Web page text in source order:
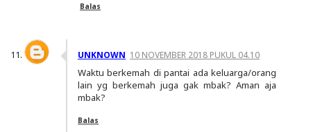
Balas
UNKNOWN 10 NOVEMBER 2018 PUKUL 04.10
Waktu berkemah di pantai ada keluarga/orang
lain yg berkemah juga gak mbak? Aman aja
mbak?
Balas